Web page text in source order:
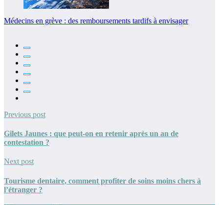
Médecins en grève : des remboursements tardifs à envisager
Previous post
Gilets Jaunes : que peut-on en retenir après un an de
contestation ?
Next post
Tourisme dentaire, comment profiter de soins moins chers à
l’étranger ?